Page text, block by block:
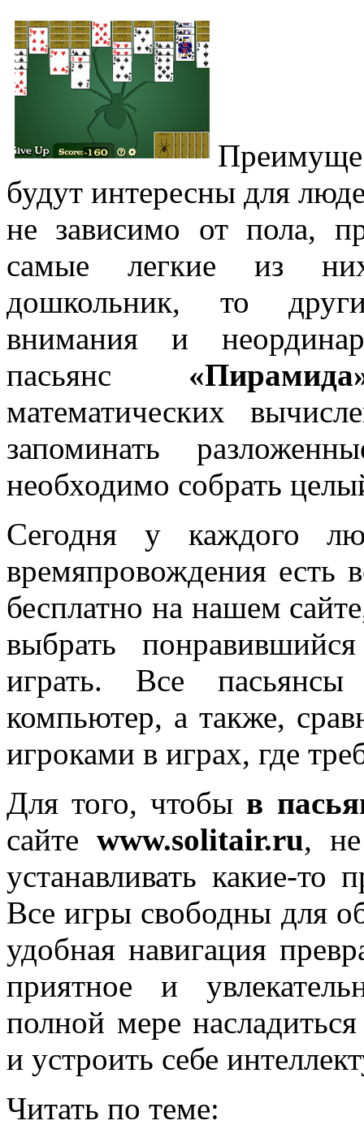
будут интересны для
не зависимо от пола,
самые легкие из
дошкольник, то
внимания и
пасьянс
математических
запоминать
необходимо собрать
Сегодня у каждого
времяпровождения есть
бесплатно на нашем
выбрать
играть. Все
компьютер, а также,
игроками в играх, где
Для того, чтобы в
сайтеwww.solitair.ru, не
устанавливать какие-
Все игры свободны для
удобная навигация
приятное и
полной мере
и устроить себе
Читать по теме: